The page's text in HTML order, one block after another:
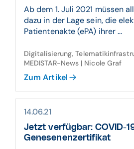
Ab dem 1. Juli 2021 müssen
dazu in der Lage sein, die
Patientenakte (ePA) ihrer ...
Digitalisierung,
MEDISTAR-News | Nicole Graf
Zum Artikel
14.06.21
Jetzt verfügbar: COVID-
Genesenenzertifikat